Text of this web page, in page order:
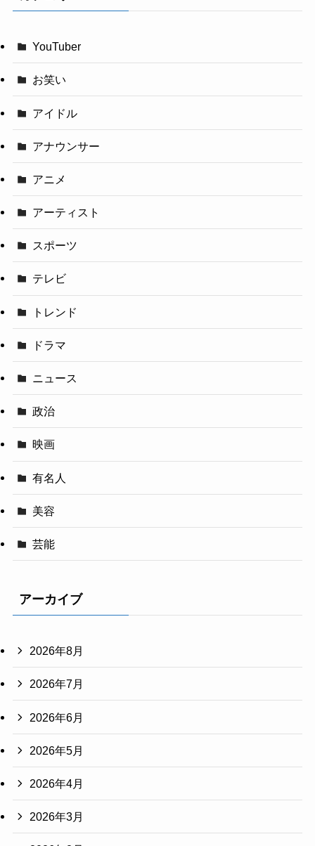
YouTuber
お笑い
アイドル
アナウンサー
アニメ
アーティスト
スポーツ
テレビ
トレンド
ドラマ
ニュース
政治
映画
有名人
美容
芸能
アーカイブ
2026年8月
2026年7月
2026年6月
2026年5月
2026年4月
2026年3月